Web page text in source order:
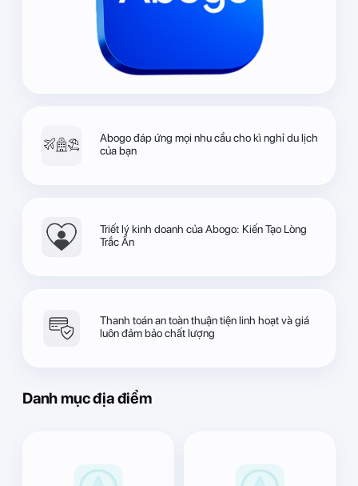
Abogo đáp ứng mọi nhu cầu cho kì nghỉ du lịch
của bạn
Triết lý kinh doanh của Abogo: Kiến Tạo Lòng
Trắc Ẩn
Thanh toán an toàn thuận tiện linh hoạt và giá
luôn đảm bảo chất lượng
Danh mục địa điểm